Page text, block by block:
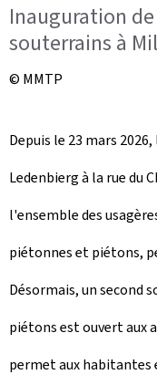
Inauguration
souterrains à
© MMTP
Depuis le 23 mars
Ledenbierg à la rue du
l'ensemble des
piétonnes et piétons,
Désormais, un second
piétons est ouvert aux
permet aux habitantes